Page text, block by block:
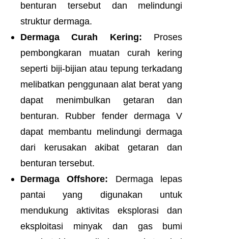
benturan tersebut dan melindungi
struktur dermaga.
Dermaga Curah Kering: Proses
pembongkaran muatan curah kering
seperti biji-bijian atau tepung terkadang
melibatkan penggunaan alat berat yang
dapat menimbulkan getaran dan
benturan. Rubber fender dermaga V
dapat membantu melindungi dermaga
dari kerusakan akibat getaran dan
benturan tersebut.
Dermaga Offshore: Dermaga lepas
pantai yang digunakan untuk
mendukung aktivitas eksplorasi dan
eksploitasi minyak dan gas bumi